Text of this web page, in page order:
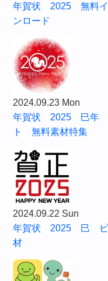
年賀状 2025 無料イ
ンロード
2024.09.23 Mon
年賀状 2025 巳年
ト 無料素材特集
2024.09.22 Sun
年賀状 2025 巳 ビ
材